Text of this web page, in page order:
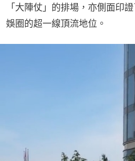
「大陣仗」的排場，亦側面印
娛圈的超一線頂流地位。